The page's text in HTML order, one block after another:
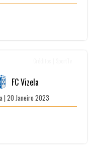
FC Vizela
| 20 Janeiro 2023